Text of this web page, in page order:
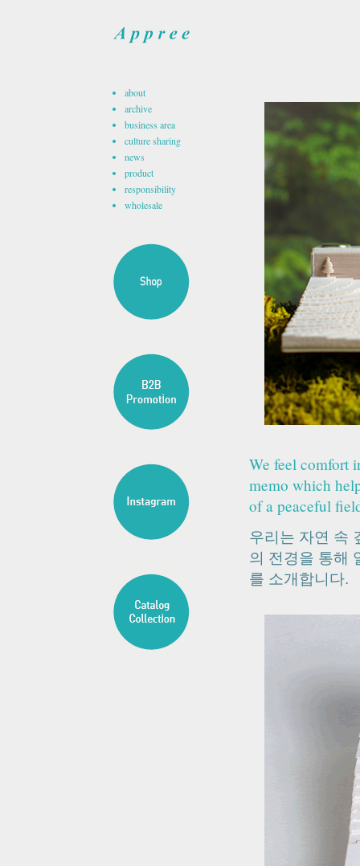
We feel comfort
memo which
of a peaceful
우리는 자연 속
의 전경을 통해
를 소개합니다.
about
archive
business area
culture sharing
news
product
responsibility
wholesale